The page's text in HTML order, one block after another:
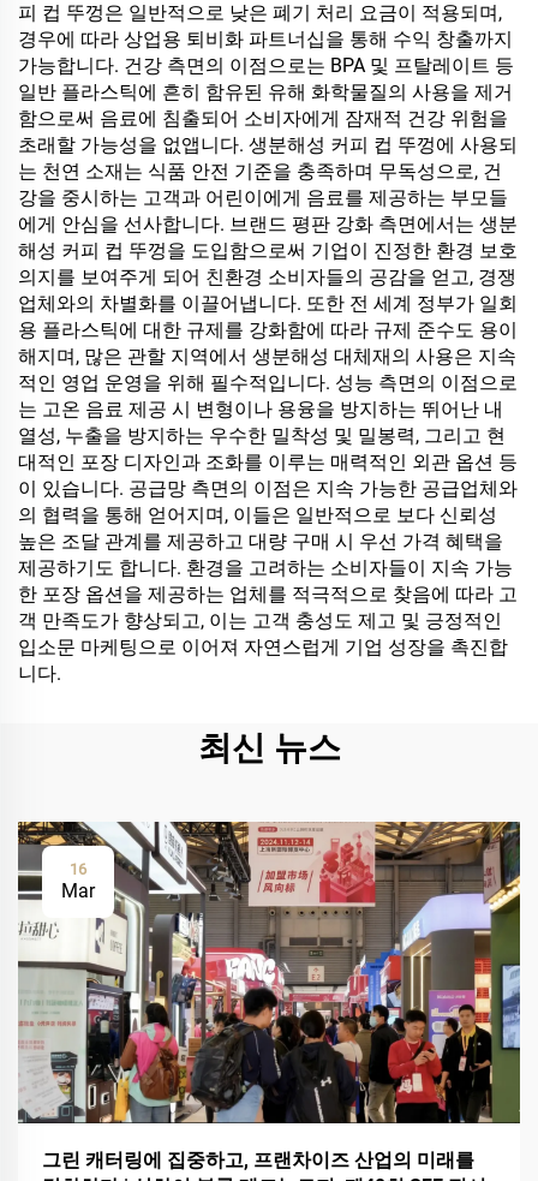
피 컵 뚜껑은 일반적으로 낮은 폐기 처리 요금이 적용되며,
경우에 따라 상업용 퇴비화 파트너십을 통해 수익 창출까지
가능합니다. 건강 측면의 이점으로는 BPA 및 프탈레이트 등
일반 플라스틱에 흔히 함유된 유해 화학물질의 사용을 제거
함으로써 음료에 침출되어 소비자에게 잠재적 건강 위험을
초래할 가능성을 없앱니다. 생분해성 커피 컵 뚜껑에 사용되
는 천연 소재는 식품 안전 기준을 충족하며 무독성으로, 건
강을 중시하는 고객과 어린이에게 음료를 제공하는 부모들
에게 안심을 선사합니다. 브랜드 평판 강화 측면에서는 생분
해성 커피 컵 뚜껑을 도입함으로써 기업이 진정한 환경 보호
의지를 보여주게 되어 친환경 소비자들의 공감을 얻고, 경쟁
업체와의 차별화를 이끌어냅니다. 또한 전 세계 정부가 일회
용 플라스틱에 대한 규제를 강화함에 따라 규제 준수도 용이
해지며, 많은 관할 지역에서 생분해성 대체재의 사용은 지속
적인 영업 운영을 위해 필수적입니다. 성능 측면의 이점으로
는 고온 음료 제공 시 변형이나 용융을 방지하는 뛰어난 내
열성, 누출을 방지하는 우수한 밀착성 및 밀봉력, 그리고 현
대적인 포장 디자인과 조화를 이루는 매력적인 외관 옵션 등
이 있습니다. 공급망 측면의 이점은 지속 가능한 공급업체와
의 협력을 통해 얻어지며, 이들은 일반적으로 보다 신뢰성
높은 조달 관계를 제공하고 대량 구매 시 우선 가격 혜택을
제공하기도 합니다. 환경을 고려하는 소비자들이 지속 가능
한 포장 옵션을 제공하는 업체를 적극적으로 찾음에 따라 고
객 만족도가 향상되고, 이는 고객 충성도 제고 및 긍정적인
입소문 마케팅으로 이어져 자연스럽게 기업 성장을 촉진합
니다.
최신 뉴스
16
Mar
그린 캐터링에 집중하고, 프랜차이즈 산업의 미래를